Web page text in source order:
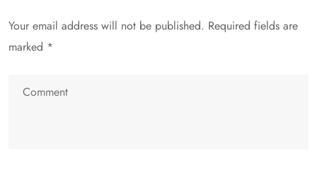
Your email address will not be published. Required fields are
marked *